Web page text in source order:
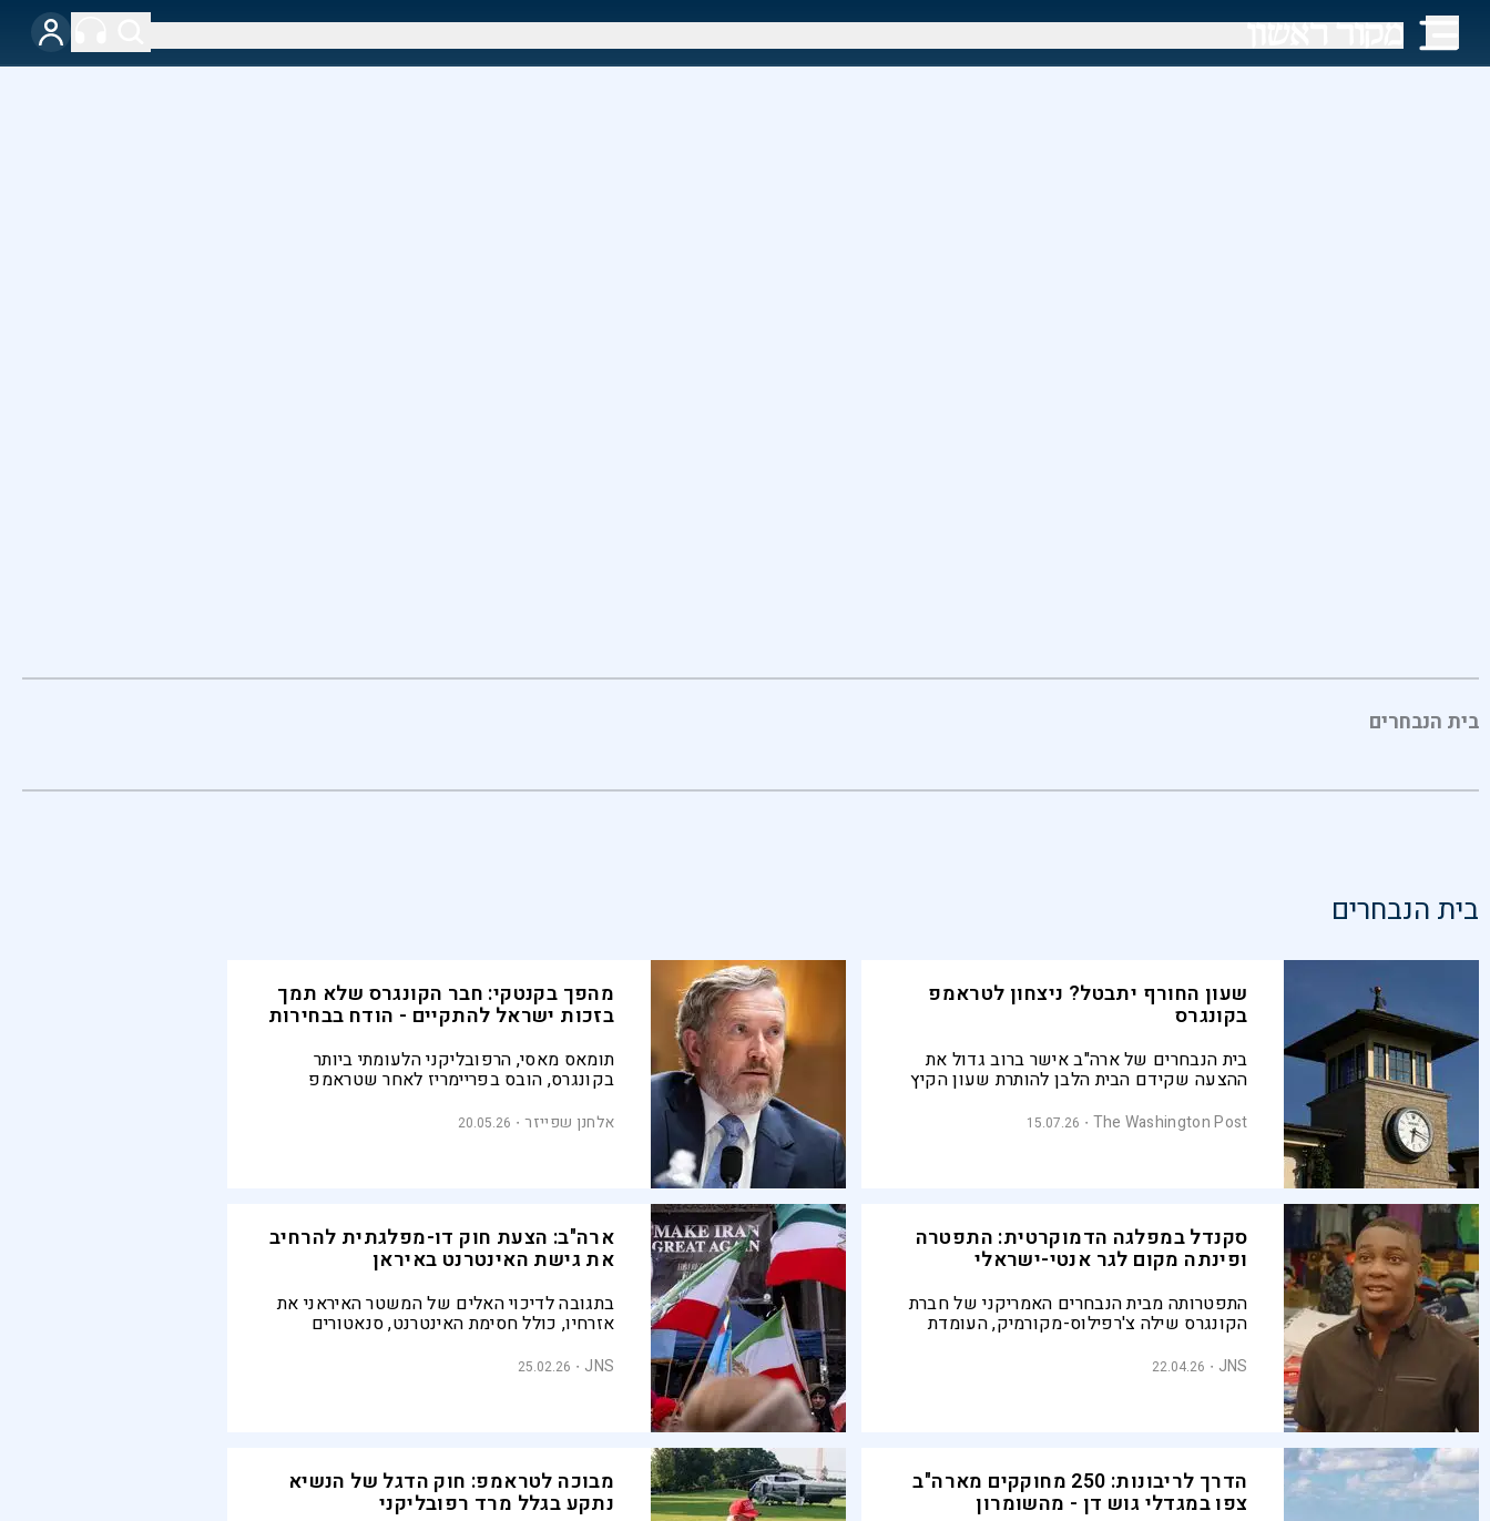
בית הנבחרים
בית הנבחרים
שעון החורף יתבטל? ניצחון לטראמפ
בקונגרס
בית הנבחרים של ארה"ב אישר ברוב גדול את
ההצעה שקידם הבית הלבן להותרת שעון הקיץ
להמלצה המדעית הנפוצה, ונטען כי טראמפ
מעוניין בה כדי למקסם את רווחי מגרשי הגולף
The Washington Post
15.07.26
מהפך בקנטקי: חבר הקונגרס שלא תמך
בזכות ישראל להתקיים - הודח בבחירות
תומאס מאסי, הרפובליקני הלעומתי ביותר
בקונגרס, הובס בפריימריז לאחר שטראמפ
הדמוקרטית ממשיכה להשלים עם השוליים
האנטישמיים שלה
אלחנן שפייזר 20.05.26
סקנדל במפלגה הדמוקרטית: התפטרה
ופינתה מקום לגר אנטי-ישראלי
התפטרותה מבית הנבחרים האמריקני של חברת
הקונגרס שילה צ'רפילוס-מקורמיק, העומדת
JNS
22.04.26
ארה"ב: הצעת חוק דו-מפלגתית להרחיב
את גישת האינטרנט באיראן
בתגובה לדיכוי האלים של המשטר האיראני את
אזרחיו, כולל חסימת האינטרנט, סנאטורים
להרחיב את הגישה לאינטרנט ואמרו: "עתידה של
JNS
25.02.26
הדרך לריבונות: 250 מחוקקים מארה"ב
צפו במגדלי גוש דן - מהשומרון
מבוכה לטראמפ: חוק הדגל של הנשיא
נתקע בגלל מרד רפובליקני